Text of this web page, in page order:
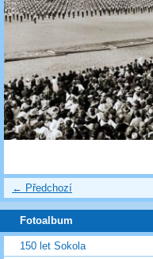
← Předchozí
Fotoalbum
150 let Sokola